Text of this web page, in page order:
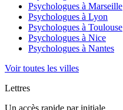
Psychologues à Marseille
Psychologues à Lyon
Psychologues à Toulouse
Psychologues à Nice
Psychologues à Nantes
Voir toutes les villes
Lettres